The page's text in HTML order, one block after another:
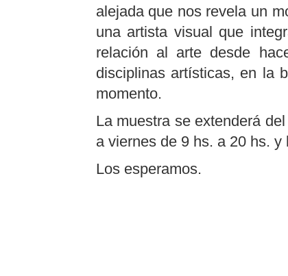
alejada que nos revela un
una artista visual que
relación al arte desde
disciplinas artísticas, en la
momento.
La muestra se extenderá
a viernes de 9 hs. a 20 hs.
Los esperamos.